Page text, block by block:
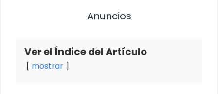
Anuncios
Ver el Índice del Artículo
mostrar